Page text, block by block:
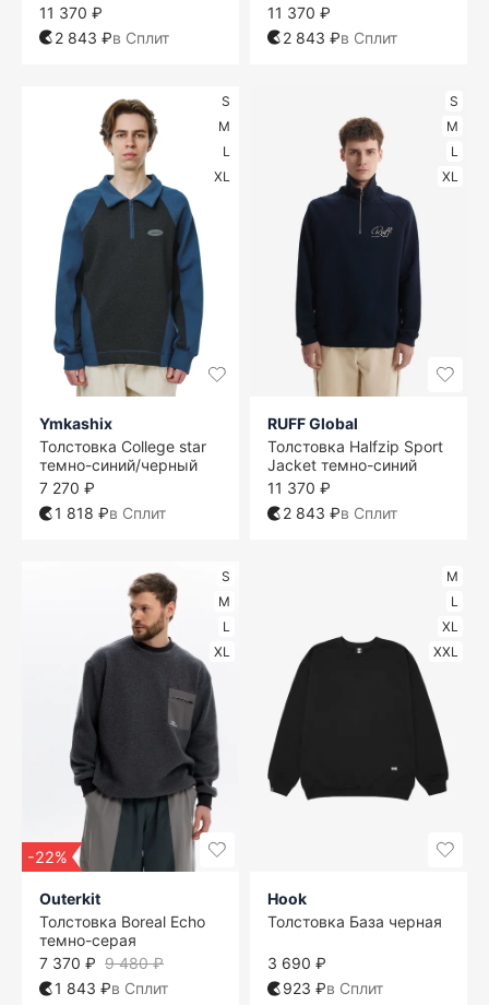
11 370 ₽
2 843 ₽в Сплит
11 370 ₽
2 843 ₽в Сплит
S
M
L
XL
Ymkashix
Толстовка College star
темно-синий/черный
7 270 ₽
1 818 ₽в Сплит
S
M
L
XL
RUFF Global
Толстовка Halfzip Sport
Jacket темно-синий
11 370 ₽
2 843 ₽в Сплит
S
M
L
XL
-22%
Outerkit
Толстовка Boreal Echo
темно-серая
9 480 ₽
7 370 ₽
1 843 ₽в Сплит
M
L
XL
XXL
Hook
Толстовка База черная
3 690 ₽
923 ₽в Сплит